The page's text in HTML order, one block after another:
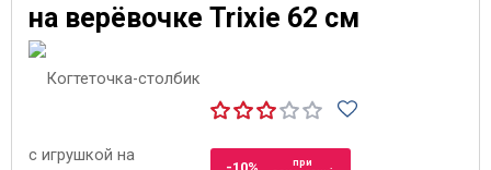
на верёвочке Trixie 62 см
при